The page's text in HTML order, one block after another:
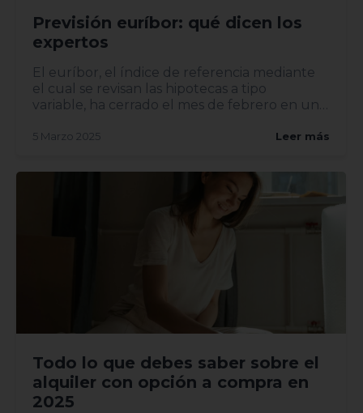
Previsión euríbor: qué dicen los
expertos
El euríbor, el índice de referencia mediante
el cual se revisan las hipotecas a tipo
variable, ha cerrado el mes de febrero en un
5 Marzo 2025 Leer más
Todo lo que debes saber sobre el
alquiler con opción a compra en
2025